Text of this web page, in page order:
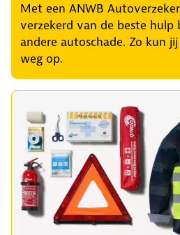
Met een ANWB
verzekerd van de beste hulp
andere autoschade. Zo kun
weg op.